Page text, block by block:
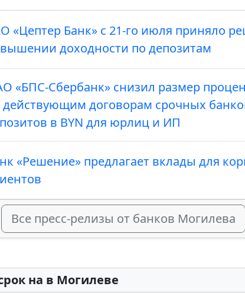
«Цептер Банк» с 21-го июля приняло
доходности по депозитам
«БПС-Сбербанк» снизил размер
действующим договорам срочных
в BYN для юрлиц и ИП
«Решение» предлагает вклады для
Все пресс-релизы от банков Могилева
на в Могилеве